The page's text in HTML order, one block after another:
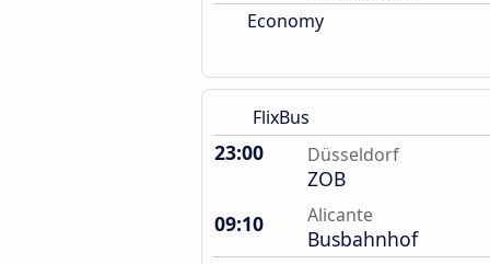
Economy
FlixBus
23:00 Düsseldorf
ZOB
09:10
Alicante
Busbahnhof